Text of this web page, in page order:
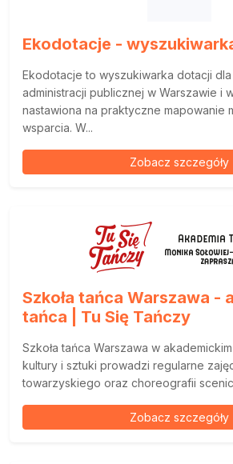
Ekodotacje -
Ekodotacje to wyszukiwarka dotacji
administracji publicznej w Warszawie i
nastawiona na praktyczne mapowanie
wsparcia. W...
Zobacz szczegóły
Szkoła tańca Warszawa -
tańca | Tu Się Tańczy
Szkoła tańca Warszawa w
kultury i sztuki prowadzi regularne
towarzyskiego oraz choreografii
Zobacz szczegóły